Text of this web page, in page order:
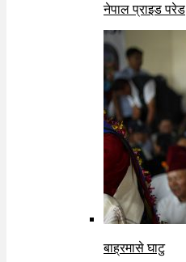
नेपाल प्राइड परेड
बाह्रमासे घाटु